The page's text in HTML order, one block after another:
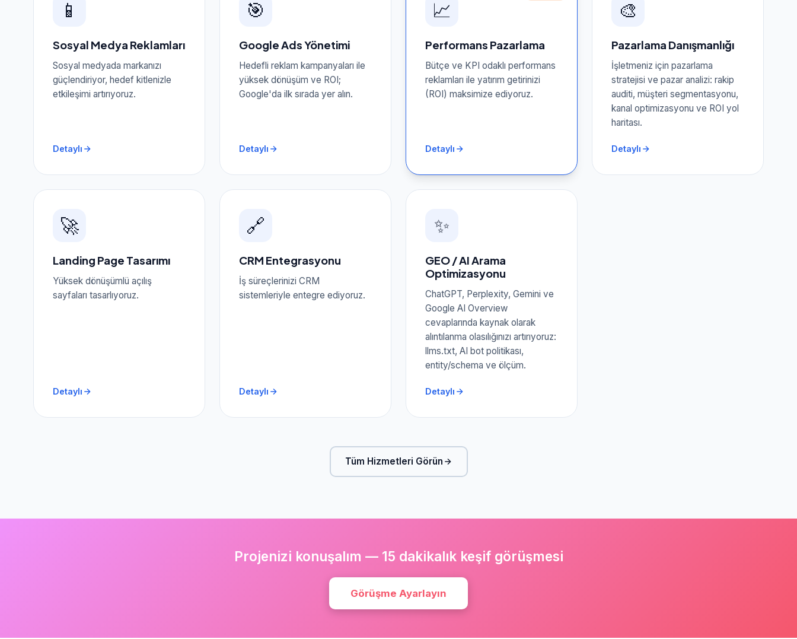
📱
Sosyal Medya Reklamları
Sosyal medyada markanızı
güçlendiriyor, hedef kitlenizle
etkileşimi artırıyoruz.
Detaylı
🎯
Google Ads Yönetimi
Hedefli reklam kampanyaları ile
yüksek dönüşüm ve ROI;
Google'da ilk sırada yer alın.
Detaylı
📈
Performans Pazarlama
Bütçe ve KPI odaklı performans
reklamları ile yatırım getirinizi
(ROI) maksimize ediyoruz.
Detaylı
🎨
Pazarlama Danışmanlığı
İşletmeniz için pazarlama
stratejisi ve pazar analizi: rakip
auditi, müşteri segmentasyonu,
kanal optimizasyonu ve ROI yol
haritası.
Detaylı
🚀
Landing Page Tasarımı
Yüksek dönüşümlü açılış
sayfaları tasarlıyoruz.
Detaylı
🔗
CRM Entegrasyonu
İş süreçlerinizi CRM
sistemleriyle entegre ediyoruz.
Detaylı
✨
GEO / AI Arama
Optimizasyonu
ChatGPT, Perplexity, Gemini ve
Google AI Overview
cevaplarında kaynak olarak
alıntılanma olasılığınızı artırıyoruz:
llms.txt, AI bot politikası,
entity/schema ve ölçüm.
Detaylı
Tüm Hizmetleri Görün
Projenizi konuşalım — 15 dakikalık keşif görüşmesi
Görüşme Ayarlayın